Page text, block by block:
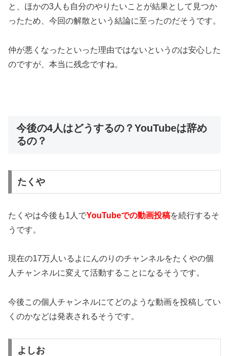
と、ほかの3人も自分のやりたいことが結果として見つか
ったため、今回の解散という結論に至ったのだそうです。
仲が悪くなったといった理由ではないというのは安心した
のですが、本当に残念ですね。
今後の4人はどうするの？YouTubeは辞め
るの？
たくや
たくやは今後も1人でYouTubeでの動画投稿を続行するそ
うです。
現在の17万人いるよにんのりのチャンネルをたくやの個
人チャンネルに変えて活動することになるそうです。
今後この個人チャンネルにてどのような動画を投稿してい
くのかなどは発表されるそうです。
よしお